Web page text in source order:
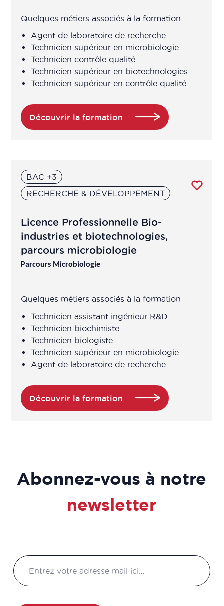
Assistant de recherche en laboratoire
Assistant ingénieur
Assistant technico-réglementaire
Assistant technique d'ingénieur
d'études (R&D en produits de santé
Assistants qualité
Assureur qualité opérationnelle /
système
Attaché de Recherche Clinique
manager
Auditeur préleveur
Auditeur qualité
Chargé affaires réglementaires
international
Quelques métiers associés à la formation
Agent de laboratoire de recherche
Technicien supérieur en microbiologie
Technicien contrôle qualité
Technicien supérieur en biotechnologies
Technicien supérieur en contrôle qualité
Découvrir la formation
BAC +3
RECHERCHE & DÉVELOPPEMENT
Licence Professionnelle Bio-
industries et biotechnologies,
parcours microbiologie
Parcours Microbiologie
Quelques métiers associés à la formation
Technicien assistant ingénieur R&D
Technicien biochimiste
Technicien biologiste
Technicien supérieur en microbiologie
Agent de laboratoire de recherche
Découvrir la formation
Abonnez-vous à notre
newsletter